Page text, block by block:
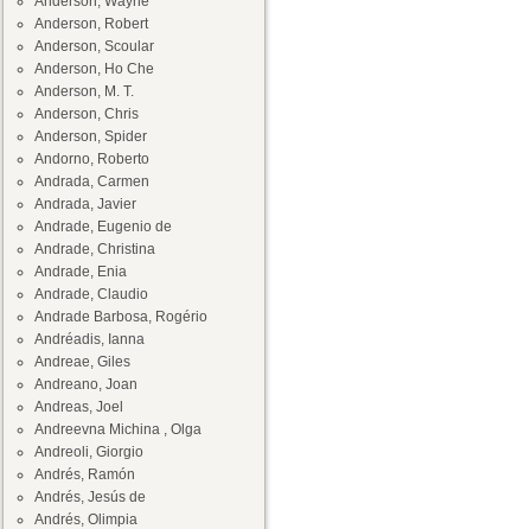
Anderson, Robert
Anderson, Scoular
Anderson, Ho Che
Anderson, M. T.
Anderson, Chris
Anderson, Spider
Andorno, Roberto
Andrada, Carmen
Andrada, Javier
Andrade, Eugenio de
Andrade, Christina
Andrade, Enia
Andrade, Claudio
Andrade Barbosa, Rogério
Andréadis, Ianna
Andreae, Giles
Andreano, Joan
Andreas, Joel
Andreevna Michina , Olga
Andreoli, Giorgio
Andrés, Ramón
Andrés, Jesús de
Andrés, Olimpia